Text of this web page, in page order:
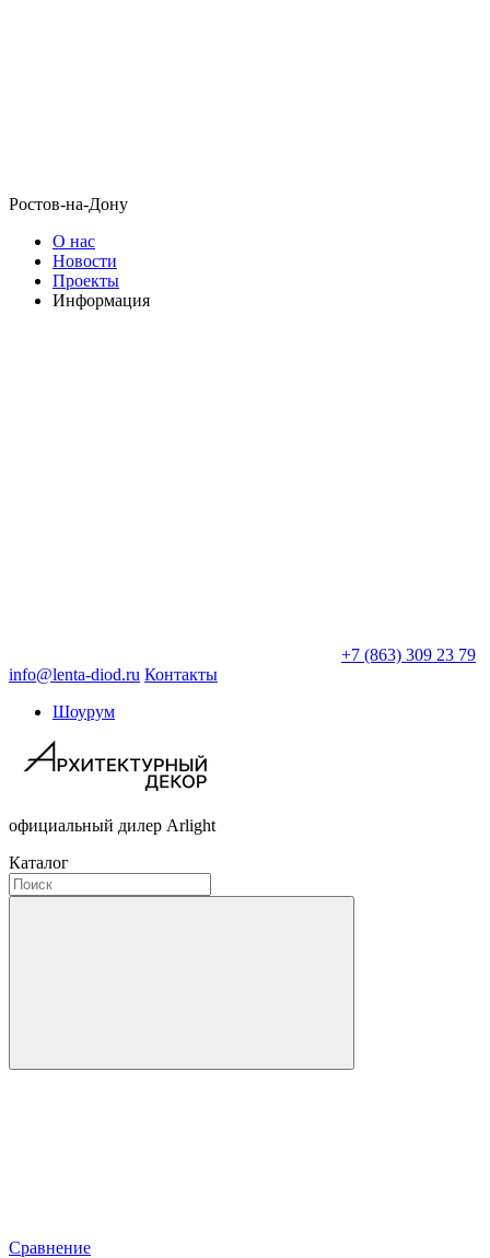
Ростов-на-Дону
О нас
Новости
Проекты
Информация
+7 (863) 309 23 79
info@lenta-diod.ru Контакты
Шоурум
официальный дилер Arlight
Каталог
Сравнение